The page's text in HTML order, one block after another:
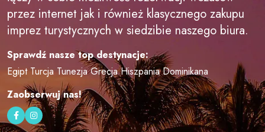
przez internet jak i również klasycznego zakupu
imprez turystycznych w siedzibie naszego biura.
Sprawdź nasze top destynacje:
Egipt Turcja Tunezja Grecja Hiszpania Dominikana
Zaobserwuj nas!